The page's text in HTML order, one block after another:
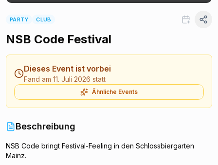
PARTY CLUB
NSB Code Festival
Dieses Event ist vorbei
Fand am 11. Juli 2026 statt
Ähnliche Events
Beschreibung
NSB Code bringt Festival-Feeling in den Schlossbiergarten
Mainz.